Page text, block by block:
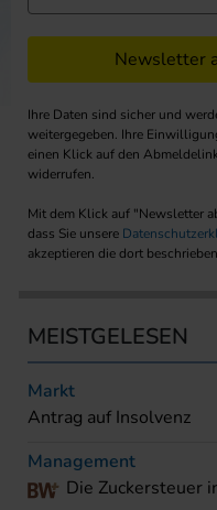
Newsletter
Ihre Daten sind sicher und
weitergegeben. Ihre
einen Klick auf den
widerrufen.
Mit dem Klick auf "Newsletter
dass Sie unsere
akzeptieren die dort
MEISTGELESEN
Markt
Antrag auf Insolvenz
Management
Die Zuckersteuer